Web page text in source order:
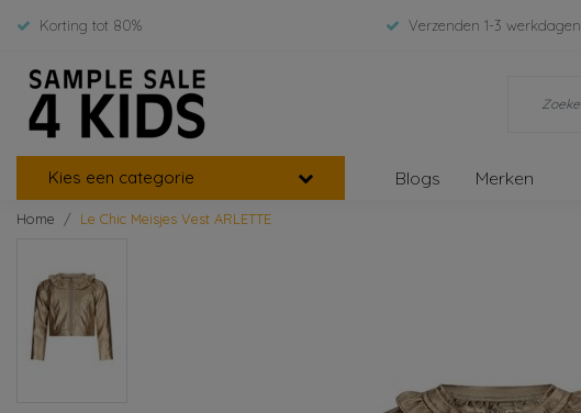
Korting tot 80% Verzenden 1-3 werkdagen
Kies een categorie Blogs Merken
Home Le Chic Meisjes Vest ARLETTE